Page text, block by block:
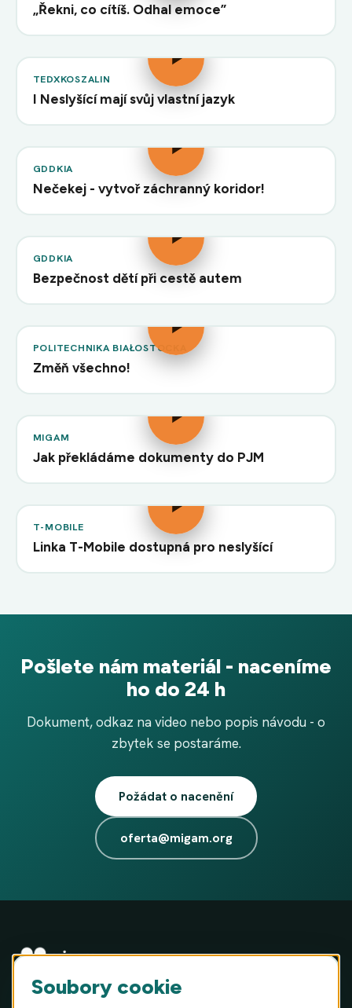
„Řekni, co cítíš. Odhal emoce”
TEDXKOSZALIN
I Neslyšící mají svůj vlastní jazyk
GDDKIA
Nečekej - vytvoř záchranný koridor!
GDDKIA
Bezpečnost dětí při cestě autem
POLITECHNIKA BIAŁOSTOCKA
Změň všechno!
MIGAM
Jak překládáme dokumenty do PJM
T-MOBILE
Linka T-Mobile dostupná pro neslyšící
Pošlete nám materiál - naceníme
ho do 24 h
Dokument, odkaz na video nebo popis návodu - o
zbytek se postaráme.
Požádat o nacenění
oferta@migam.org
MIGAM S.A. · ul. Józefa Hauke-Bosaka 16A, 01-540 Varšava,
Soubory cookie